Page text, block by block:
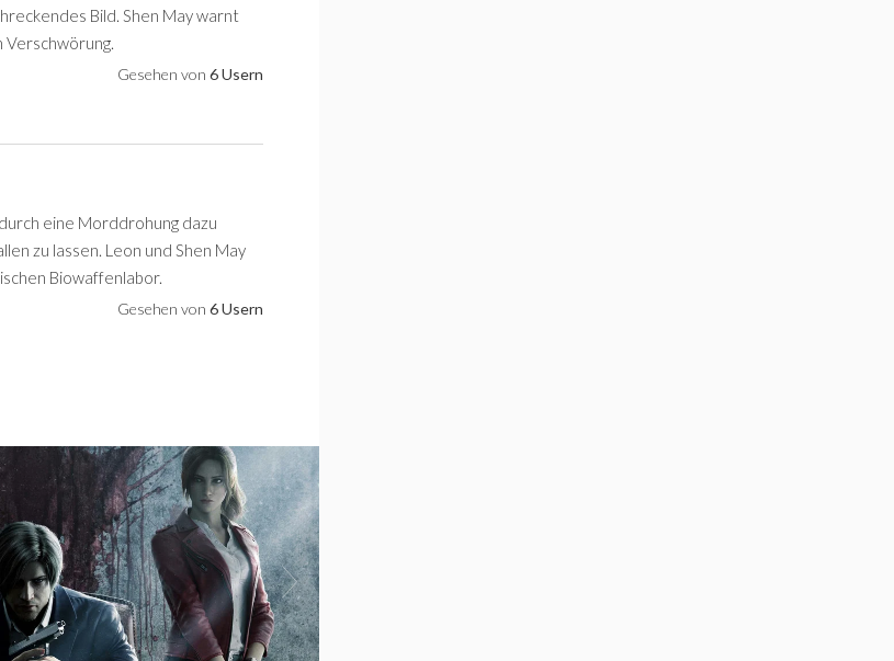
Bild. Shen May warnt
Verschwörung.
Gesehen von 6 Usern
eine Morddrohung dazu
zu lassen. Leon und Shen May
Biowaffenlabor.
Gesehen von 6 Usern